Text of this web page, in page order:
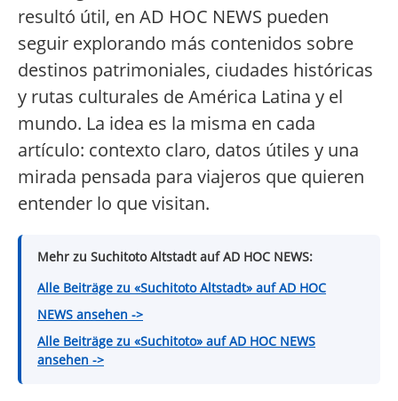
resultó útil, en AD HOC NEWS pueden
seguir explorando más contenidos sobre
destinos patrimoniales, ciudades históricas
y rutas culturales de América Latina y el
mundo. La idea es la misma en cada
artículo: contexto claro, datos útiles y una
mirada pensada para viajeros que quieren
entender lo que visitan.
Mehr zu Suchitoto Altstadt auf AD HOC NEWS:
Alle Beiträge zu «Suchitoto Altstadt» auf AD HOC
NEWS ansehen ->
Alle Beiträge zu «Suchitoto» auf AD HOC NEWS
ansehen ->